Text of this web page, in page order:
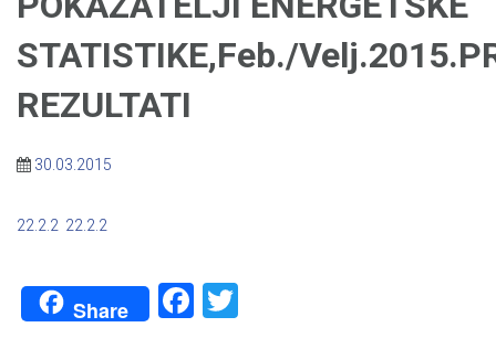
STATISTIKE,Feb./
REZULTATI
30.03.2015
22.2.2 22.2.2
Share Facebook